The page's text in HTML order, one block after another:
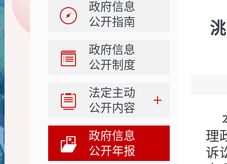
政府信息
公开指南
政府信息
公开制度
法定主动
公开内容
政府信息
公开年报
理
诉